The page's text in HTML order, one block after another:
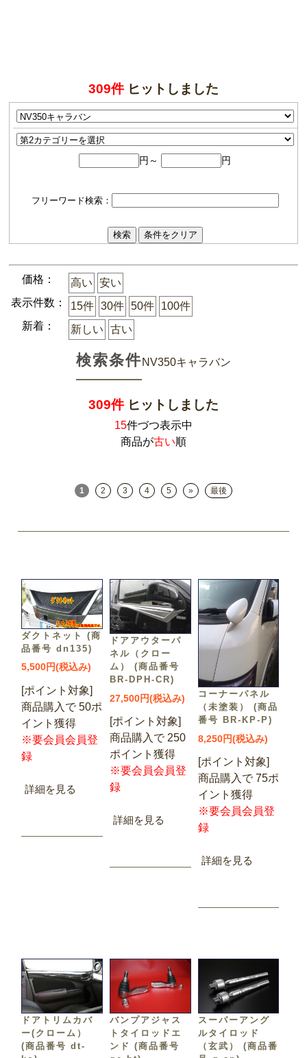
309件ヒットしました
円～ 円
フリーワード検索：
価格： 高い
安い
表示件数：
15件 30件 50件
100件
新着：
新しい 古い
検索条件NV350キャラバン
309件ヒットしました
15件づつ表示中
商品が古い順
1 2 3 4 5 » 最後
ダクトネット (商
品番号 dn135)
5,500円(税込み)
[ポイント対象]
商品購入で 50ポ
イント獲得
※要会員会員登
録
詳細を見る
ドアアウターパ
ネル（クロー
ム） (商品番号
BR-DPH-CR)
27,500円(税込み)
[ポイント対象]
商品購入で 250
ポイント獲得
※要会員会員登
録
詳細を見る
コーナーパネル
（未塗装） (商品
番号 BR-KP-P)
8,250円(税込み)
[ポイント対象]
商品購入で 75ポ
イント獲得
※要会員会員登
録
詳細を見る
ドアトリムカバ
ー(クローム）
(商品番号 dt-
バンプアジャス
トタイロッドエ
ンド (商品番号
スーパーアング
ルタイロッド
（玄武） (商品番